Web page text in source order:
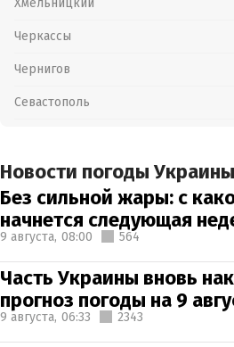
Черкассы
Чернигов
Севастополь
Новости погоды
Без сильной жары: с
начнется следующая
9 августа, 08:00 564
Часть Украины вновь
прогноз погоды на 9
9 августа, 06:33 2343